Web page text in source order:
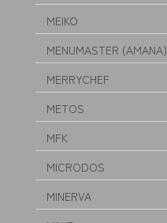
MEIKO
MENUMASTER (AMANA)
MERRYCHEF
METOS
MFK
MICRODOS
MINERVA